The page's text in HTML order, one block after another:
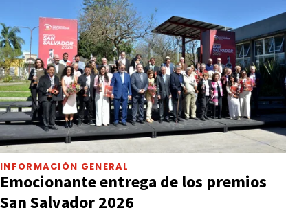
INFORMACIÓN GENERAL
Emocionante entrega de los premios
San Salvador 2026